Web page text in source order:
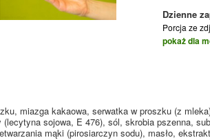
Dzienne
Porcja ze
pokaż dla
miazga kakaowa, serwatka w proszku (z
sojowa, E 476), sól, skrobia pszenna,
mąki (pirosiarczyn sodu), masło,